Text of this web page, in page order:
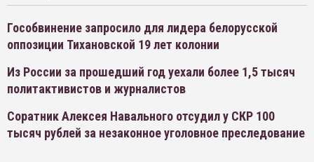
Гособвинение запросило для лидера белорусской
оппозиции Тихановской 19 лет колонии
Из России за прошедший год уехали более 1,5 тысяч
политактивистов и журналистов
Соратник Алексея Навального отсудил у СКР 100
тысяч рублей за незаконное уголовное преследование